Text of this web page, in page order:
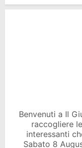
Benvenuti a Il
raccogliere
interessanti
Sabato 8